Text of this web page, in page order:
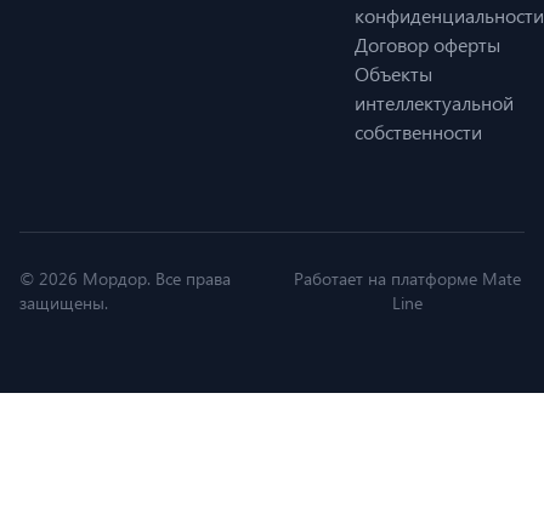
конфиденциальности
Договор оферты
Объекты
интеллектуальной
собственности
© 2026 Мордор. Все права
защищены.
Работает на платформе Mate
Line